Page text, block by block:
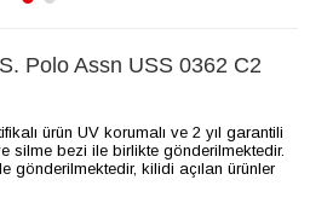
Polo Assn USS 0362 C2
ürün UV korumalı ve 2 yıl garantili
silme bezi ile birlikte gönderilmektedir.
gönderilmektedir, kilidi açılan ürünler